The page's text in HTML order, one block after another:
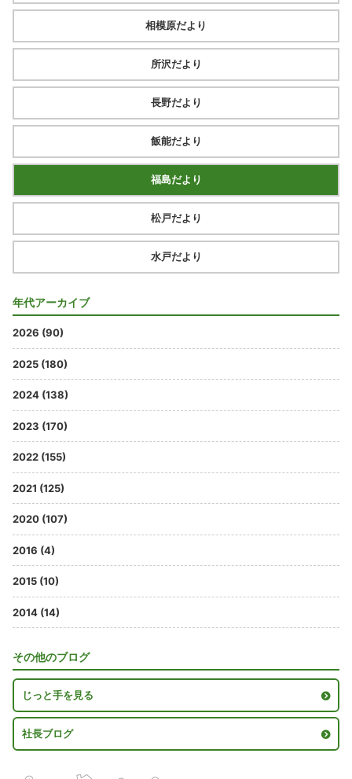
相模原だより
所沢だより
長野だより
飯能だより
福島だより
松戸だより
水戸だより
年代アーカイブ
2026 (90)
2025 (180)
2024 (138)
2023 (170)
2022 (155)
2021 (125)
2020 (107)
2016 (4)
2015 (10)
2014 (14)
その他のブログ
じっと手を見る
社長ブログ